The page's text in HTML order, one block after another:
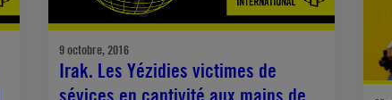
9 octobre, 2016
Irak. Les Yézidies victimes de
sévices en captivité aux mains de